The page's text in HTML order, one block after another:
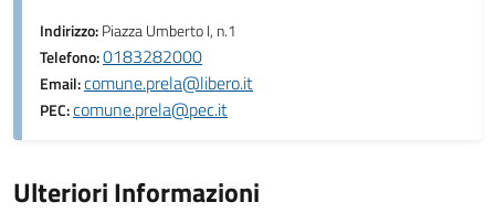
Indirizzo:Piazza Umberto I, n.1
Telefono:0183282000
Email:comune.prela@libero.it
PEC:comune.prela@pec.it
Ulteriori Informazioni